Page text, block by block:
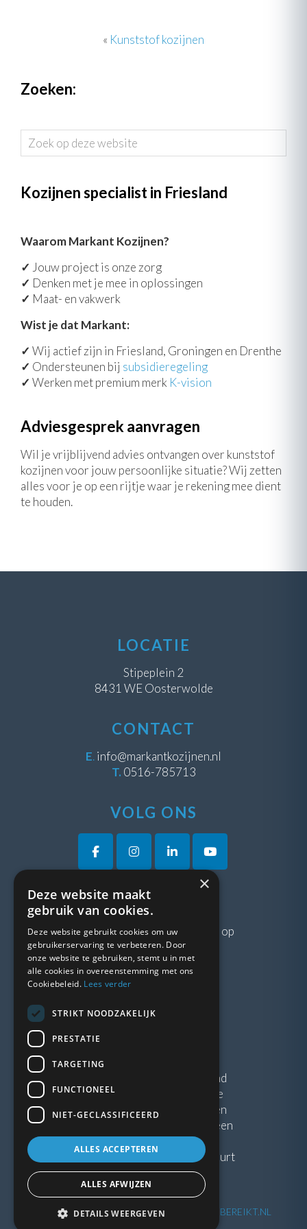
« Kunststof kozijnen
Zoeken:
Zoek
op
website
Kozijnen specialist in Friesland
Waarom Markant Kozijnen?
✓ Jouw project is onze zorg
✓ Denken met je mee in oplossingen
✓ Maat- en vakwerk
Wist je dat Markant:
✓ Wij actief zijn in Friesland, Groningen en Drenthe
✓ Ondersteunen bij subsidieregeling
✓ Werken met premium merk K-vision
Adviesgesprek aanvragen
Wil je vrijblijvend advies ontvangen over kunststof
kozijnen voor jouw persoonlijke situatie? Wij zetten
alles voor je op een rijtje waar je rekening mee dient
te houden.
LOCATIE
Stipeplein 2
8431 WE Oosterwolde
CONTACT
E.info@markantkozijnen.nl
T. 0516-785713
VOLG ONS
VRAGEN?
Neem gerustcontactmet ons op
LINKS
Blogs
Algemene voorwaarden
Kunststof Kozijnen Friesland
Kunststof kozijnen Drenthe
Kunststof Kozijnen Drachten
Kunststof Kozijnen Hoogeveen
Kunststof kozijnen in jouw buurt
2026| Website ontwikkeling door WEBSITEBEREIKT.NL
×
Deze website maakt
gebruik van cookies.
Deze website gebruikt cookies om uw
gebruikerservaring te verbeteren. Door
onze website te gebruiken, stemt u in met
alle cookies in overeenstemming met ons
Cookiebeleid. Lees verder
STRIKT NOODZAKELIJK
PRESTATIE
TARGETING
FUNCTIONEEL
NIET-GECLASSIFICEERD
ALLES ACCEPTEREN
ALLES AFWIJZEN
DETAILS WEERGEVEN